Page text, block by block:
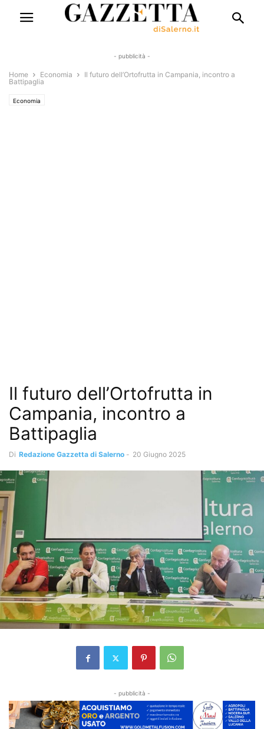
- pubblicità -
Home Economia
Il futuro dell’Ortofrutta in Campania, incontro a
Battipaglia
Economia
Il futuro dell’Ortofrutta in
Campania, incontro a
Battipaglia
Di Redazione Gazzetta di Salerno - 20 Giugno 2025
- pubblicità -